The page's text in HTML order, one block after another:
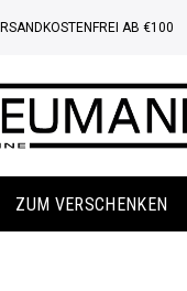
AB €100
ZUM VERSCHENKEN